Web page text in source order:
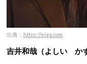
出典： https://eiga.com
吉井和哉（よしい か